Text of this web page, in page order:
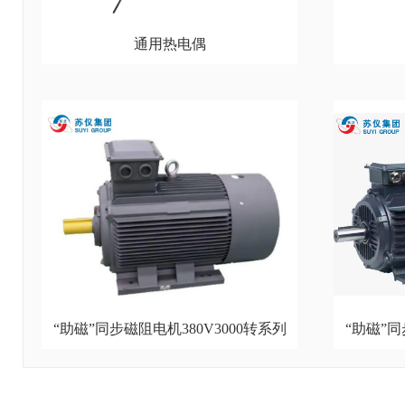
通用热电偶
“助磁”同步磁阻电机380V3000转系列 “助磁”